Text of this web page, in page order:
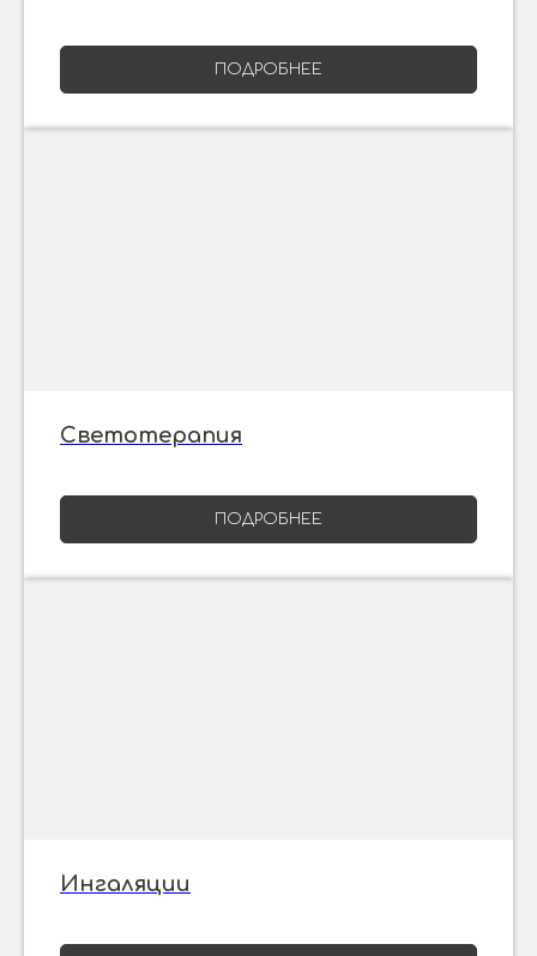
ПОДРОБНЕЕ
Светотерапия
ПОДРОБНЕЕ
Ингаляции